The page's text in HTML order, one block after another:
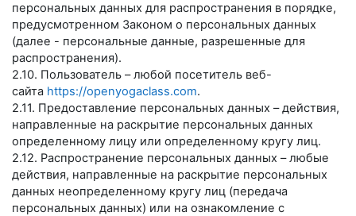
персональных данных для распространения в порядке,
предусмотренном Законом о персональных данных
(далее - персональные данные, разрешенные для
распространения).
2.10. Пользователь – любой посетитель веб-
сайта https://openyogaclass.com.
2.11. Предоставление персональных данных – действия,
направленные на раскрытие персональных данных
определенному лицу или определенному кругу лиц.
2.12. Распространение персональных данных – любые
действия, направленные на раскрытие персональных
данных неопределенному кругу лиц (передача
персональных данных) или на ознакомление с